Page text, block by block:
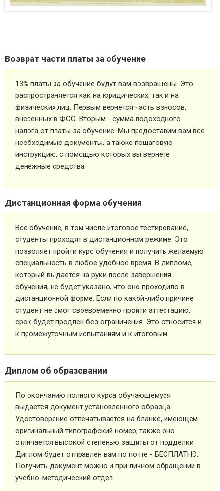
Возврат части платы за обучение
13% платы за обучение будут вам возвращены. Это
распространяется как на юридических, так и на
физических лиц. Первым вернется часть взносов,
внесенных в ФСС. Вторым - сумма подоходного
налога от платы за обучение. Мы предоставим вам все
необходимые документы, а также пошаговую
инструкцию, с помощью которых вы вернете
денежные средства.
Дистанционная форма обучения
Все обучение, в том числе итоговое тестирование,
студенты проходят в дистанционном режиме. Это
позволяет пройти курс обучения и получить желаемую
специальность в любое удобное время. В дипломе,
который выдается на руки после завершения
обучения, не будет указано, что оно проходило в
дистанционной форме. Если по какой-либо причине
студент не смог своевременно пройти аттестацию,
срок будет продлен без ограничения. Это относится и
к промежуточным испытаниям и к итоговым.
Диплом об образовании
По окончанию полного курса обучающемуся
выдается документ установленного образца.
Удостоверение отпечатывается на бланке, имеющем
оригинальный типографский номер, также оно
отличается высокой степенью защиты от подделки.
Диплом будет отправлен вам по почте - БЕСПЛАТНО.
Получить документ можно и при личном обращении в
учебно-методический отдел.